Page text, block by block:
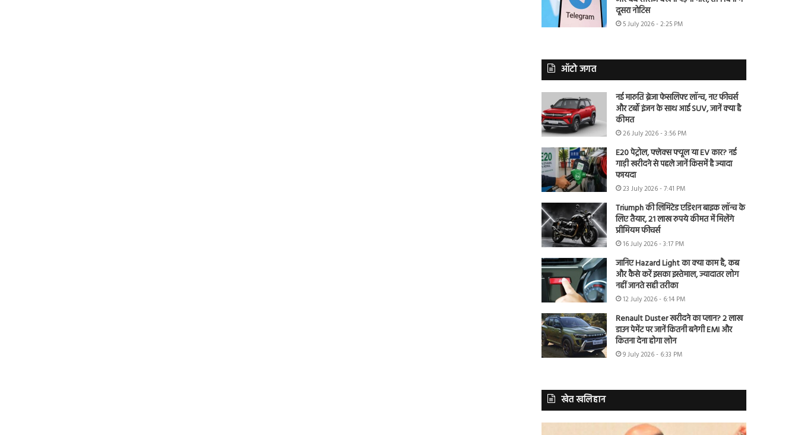
दूसरा नोटिस
5 July 2026 - 2:25 PM
ऑटो जगत
नई मारुति ब्रेजा फेसलिफ्ट लॉन्च, नए फीचर्स
और टर्बो इंजन के साथ आई SUV, जानें क्या है
कीमत
26 July 2026 - 3:56 PM
E20 पेट्रोल, फ्लेक्स फ्यूल या EV कार? नई
गाड़ी खरीदने से पहले जानें किसमें है ज्यादा
फायदा
23 July 2026 - 7:41 PM
Triumph की लिमिटेड एडिशन बाइक लॉन्च के
लिए तैयार, 21 लाख रुपये कीमत में मिलेंगे
प्रीमियम फीचर्स
16 July 2026 - 3:17 PM
जानिए Hazard Light का क्या काम है, कब
और कैसे करें इसका इस्तेमाल, ज्यादातर लोग
नहीं जानते सही तरीका
12 July 2026 - 6:14 PM
Renault Duster खरीदने का प्लान? 2 लाख
डाउन पेमेंट पर जानें कितनी बनेगी EMI और
कितना देना होगा लोन
9 July 2026 - 6:33 PM
खेत खलिहान